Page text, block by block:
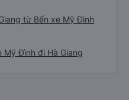
từ Bến xe Mỹ Đình
Đình đi Hà Giang